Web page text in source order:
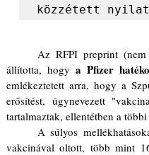
közzétett
	Az RFPI preprint (nem lektorált publikáció) formájában közzétett kutatási adatokra hivatkozva azt
állította, hogy a Pfizer
emlékeztetett arra, hogy a
erősítést, úgynevezett
tartalmaztak, ellentétben a
vakcinával oltott, több mint